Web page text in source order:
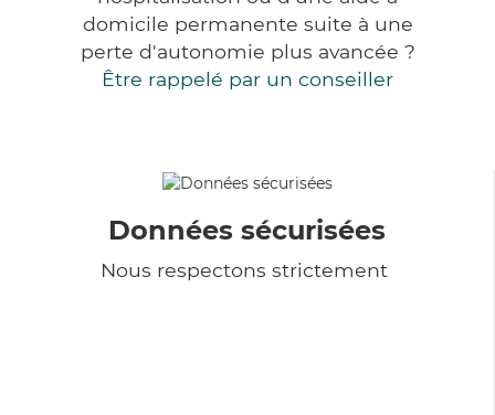
domicile permanente suite à une
perte d'autonomie plus avancée ?
Être rappelé par un conseiller
Données sécurisées
Nous respectons strictement